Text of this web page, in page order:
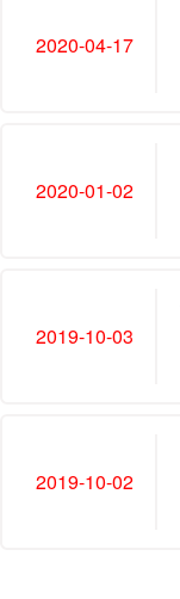
2020-04-17
2020-01-02
2019-10-03
2019-10-02